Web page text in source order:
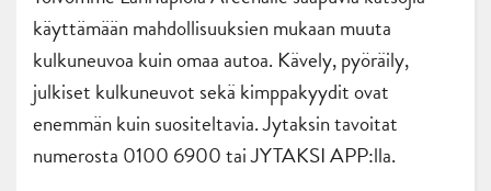
käyttämään mahdollisuuksien mukaan muuta
kulkuneuvoa kuin omaa autoa. Kävely, pyöräily,
julkiset kulkuneuvot sekä kimppakyydit ovat
enemmän kuin suositeltavia. Jytaksin tavoitat
numerosta 0100 6900 tai JYTAKSI APP:lla.